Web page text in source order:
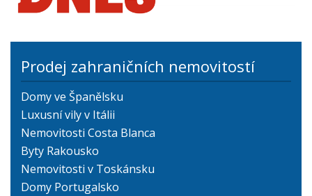
Prodej zahraničních nemovitostí
Domy ve Španělsku
Luxusní vily v Itálii
Nemovitosti Costa Blanca
Byty Rakousko
Nemovitosti v Toskánsku
Domy Portugalsko